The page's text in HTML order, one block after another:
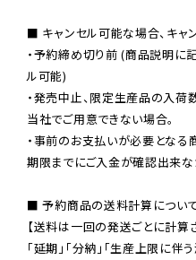
■ キャンセル可能な場合、キャ
・予約締め切り前 (商品説明に
ル可能)
・発売中止、限定生産品の入
当社でご用意できない場合。
・事前のお支払いが必要となる
期限までにご入金が確認出来な
■ 予約商品の送料計算につい
【送料は一回の発送ごとに計算
「延期」「分納」「生産上限に伴